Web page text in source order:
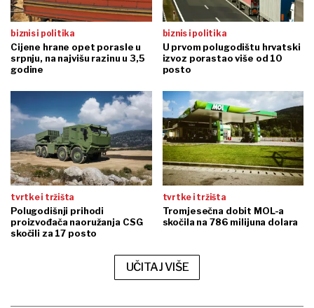
biznis i politika
Cijene hrane opet porasle u
srpnju, na najvišu razinu u 3,5
godine
biznis i politika
U prvom polugodištu hrvatski
izvoz porastao više od 10
posto
tvrtke i tržišta
Polugodišnji prihodi
proizvođača naoružanja CSG
skočili za 17 posto
tvrtke i tržišta
Tromjesečna dobit MOL-a
skočila na 786 milijuna dolara
UČITAJ VIŠE